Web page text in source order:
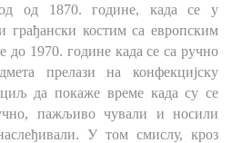
од 1870. године, када се у
грађански костим са европским
до 1970. године када се са ручно
прелази на конфекцијску
да покаже време када су се
пажљиво чували и носили
У том смислу, кроз